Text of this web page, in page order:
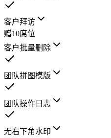
客户拜访
赠10席位
客户批量删除
团队拼图模版
团队操作日志
无右下角水印